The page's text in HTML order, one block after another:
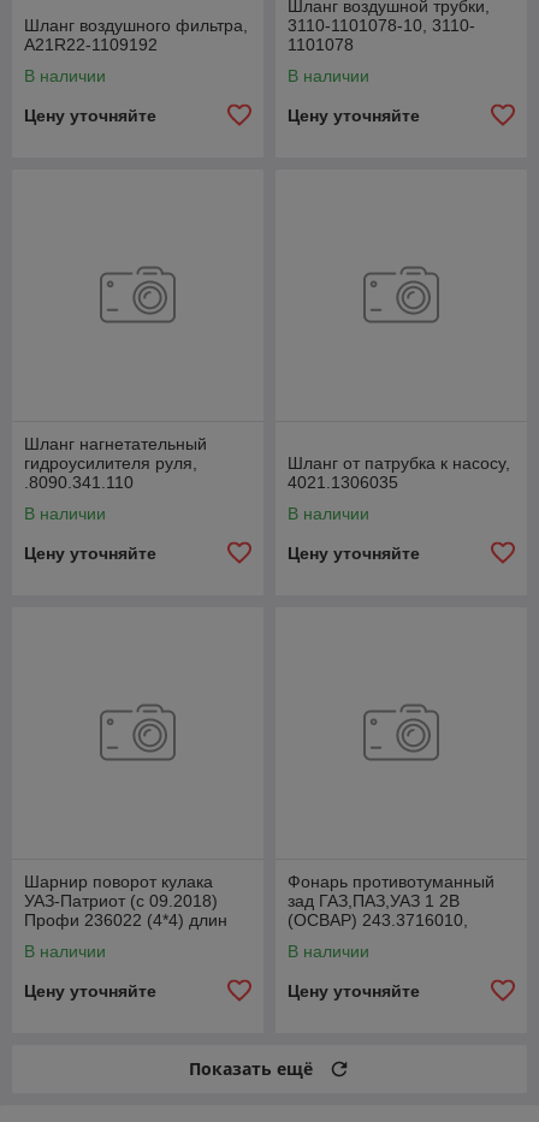
Шланг воздушного фильтра,
А21R22-1109192
В наличии
Цену уточняйте
Шланг воздушной трубки,
3110-1101078-10, 3110-
1101078
В наличии
Цену уточняйте
Шланг нагнетательный
гидроусилителя руля,
.8090.341.110
В наличии
Цену уточняйте
Шланг от патрубка к насосу,
4021.1306035
В наличии
Цену уточняйте
Шарнир поворот кулака
УАЗ-Патриот (с 09.2018)
Профи 236022 (4*4) длин
2360222304061
В наличии
Цену уточняйте
Фонарь противотуманный
зад ГАЗ,ПАЗ,УАЗ 1 2В
(ОСВАР) 243.3716010,
В наличии
Цену уточняйте
Показать ещё